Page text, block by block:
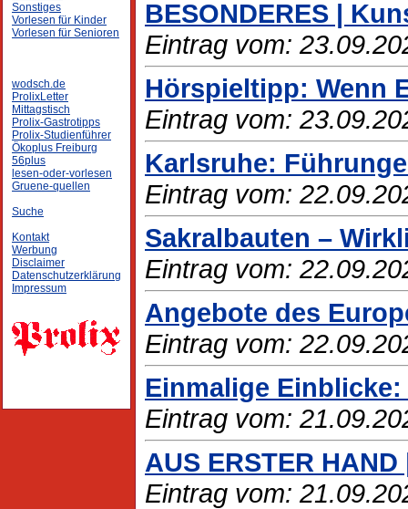
Sonstiges
Vorlesen für Kinder
Vorlesen für Senioren
wodsch.de
ProlixLetter
Mittagstisch
Prolix-Gastrotipps
Prolix-Studienführer
Ökoplus Freiburg
56plus
lesen-oder-vorlesen
Gruene-quellen
Suche
Kontakt
Werbung
Disclaimer
Datenschutzerklärung
Impressum
BESONDERES |
Eintrag vom:
Hörspieltipp: Wenn
Eintrag vom:
Karlsruhe:
Eintrag vom:
Sakralbauten –
Eintrag vom:
Angebote des
Eintrag vom:
Einmalige
Eintrag vom:
AUS ERSTER
Eintrag vom: